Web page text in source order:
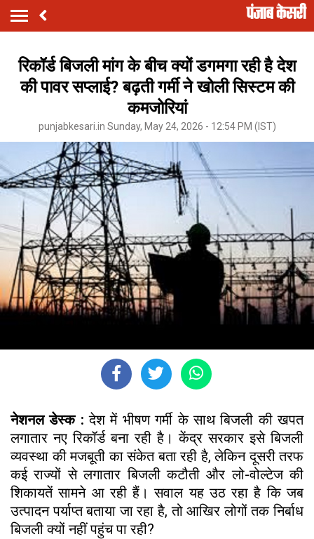
रिकॉर्ड बिजली मांग के बीच क्यों डगमगा रही है देश
की पावर सप्लाई? बढ़ती गर्मी ने खोली सिस्टम की
कमजोरियां
punjabkesari.in Sunday, May 24, 2026 - 12:54 PM (IST)
नेशनल डेस्क :देश में भीषण गर्मी के साथ बिजली की खपत
लगातार नए रिकॉर्ड बना रही है। केंद्र सरकार इसे बिजली
व्यवस्था की मजबूती का संकेत बता रही है, लेकिन दूसरी तरफ
कई राज्यों से लगातार बिजली कटौती और लो-वोल्टेज की
शिकायतें सामने आ रही हैं। सवाल यह उठ रहा है कि जब
उत्पादन पर्याप्त बताया जा रहा है, तो आखिर लोगों तक निर्बाध
बिजली क्यों नहीं पहुंच पा रही?